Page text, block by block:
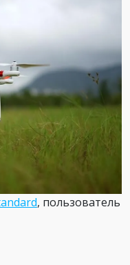
, пользователь